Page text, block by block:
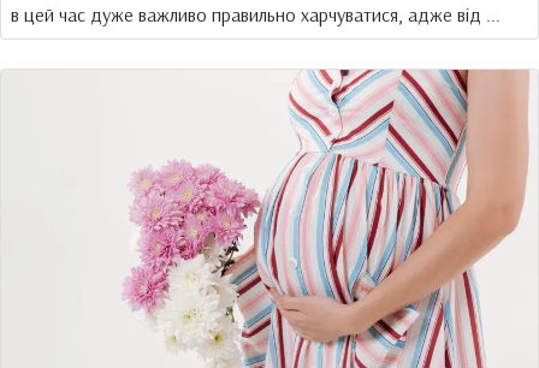
в цей час дуже важливо правильно харчуватися, адже від ...